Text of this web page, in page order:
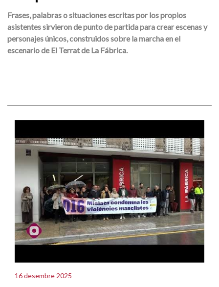
Frases, palabras o situaciones escritas por los propios
asistentes sirvieron de punto de partida para crear escenas y
personajes únicos, construidos sobre la marcha en el
escenario de El Terrat de La Fábrica.
16 desembre 2025